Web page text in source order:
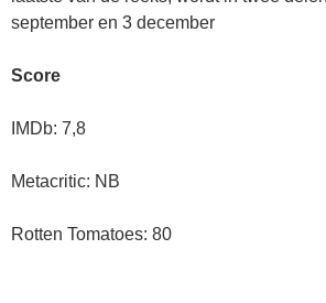
september en 3 december
Score
IMDb: 7,8
Metacritic: NB
Rotten Tomatoes: 80